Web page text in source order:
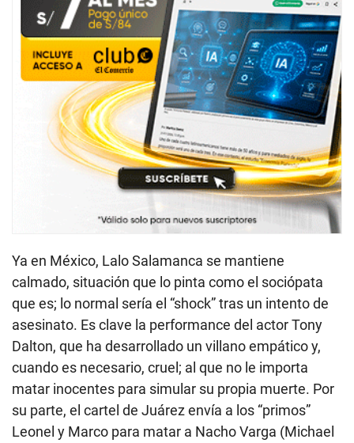
Ya en México, Lalo Salamanca se mantiene
calmado, situación que lo pinta como el sociópata
que es; lo normal sería el “shock” tras un intento de
asesinato. Es clave la performance del actor Tony
Dalton, que ha desarrollado un villano empático y,
cuando es necesario, cruel; al que no le importa
matar inocentes para simular su propia muerte. Por
su parte, el cartel de Juárez envía a los “primos”
Leonel y Marco para matar a Nacho Varga (Michael